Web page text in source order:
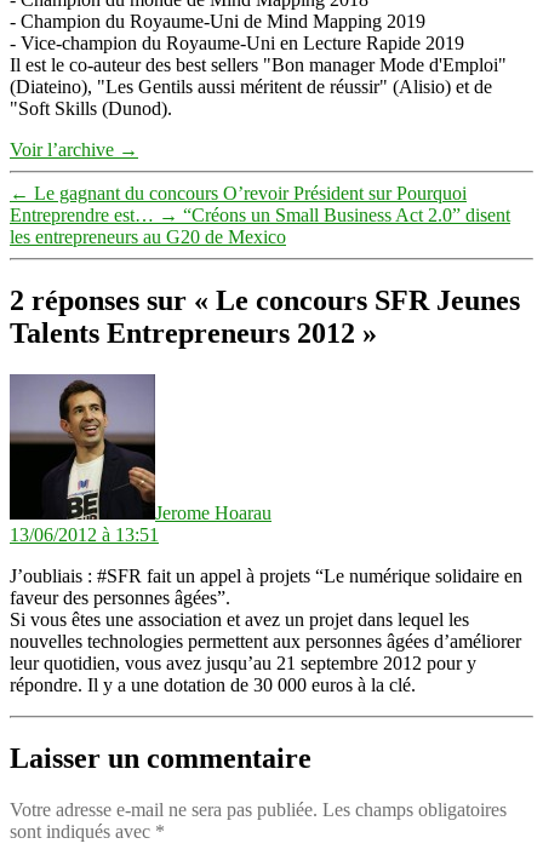
- Champion du Royaume-Uni de Mind Mapping 2019
- Vice-champion du Royaume-Uni en Lecture Rapide 2019
Il est le co-auteur des best sellers "Bon manager Mode d'Emploi"
(Diateino), "Les Gentils aussi méritent de réussir" (Alisio) et de
"Soft Skills (Dunod).
Voir l’archive →
← Le gagnant du concours O’revoir Président sur Pourquoi
Entreprendre est… → “Créons un Small Business Act 2.0” disent
les entrepreneurs au G20 de Mexico
2 réponses sur « Le concours SFR Jeunes
Talents Entrepreneurs 2012 »
Jerome Hoarau
13/06/2012 à 13:51
J’oubliais : #SFR fait un appel à projets “Le numérique solidaire en
faveur des personnes âgées”.
Si vous êtes une association et avez un projet dans lequel les
nouvelles technologies permettent aux personnes âgées d’améliorer
leur quotidien, vous avez jusqu’au 21 septembre 2012 pour y
répondre. Il y a une dotation de 30 000 euros à la clé.
Laisser un commentaire
Votre adresse e-mail ne sera pas publiée. Les champs obligatoires
sont indiqués avec *